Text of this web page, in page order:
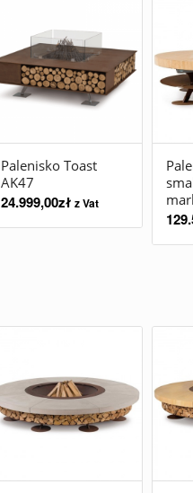
Palenisko Toast
AK47
24.999,00zł z Vat